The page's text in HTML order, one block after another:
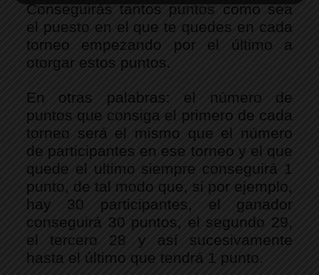
Conseguirás tantos puntos como sea
el puesto en el que te quedes en cada
torneo empezando por el último a
otorgar estos puntos.
En otras palabras: el número de
puntos que consiga el primero de cada
torneo será el mismo que el número
de participantes en ese torneo y el que
quede el ultimo siempre conseguirá 1
punto, de tal modo que, si por ejemplo,
hay 30 participantes, el ganador
conseguirá 30 puntos, el segundo 29,
el tercero 28 y así sucesivamente
hasta el último que tendrá 1 punto.